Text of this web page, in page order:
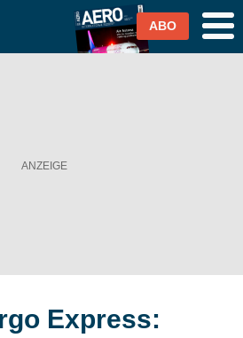
Magazin & Abo
ABO
Express: